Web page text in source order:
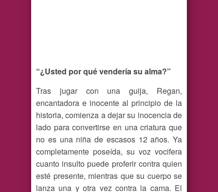
“¿Usted por qué vendería su alma?”
Tras jugar con una guija, Regan,
encantadora e inocente al principio de la
historia, comienza a dejar su inocencia de
lado para convertirse en una criatura que
no es una niña de escasos 12 años. Ya
completamente poseída, su voz vocifera
cuanto insulto puede proferir contra quien
esté presente, mientras que su cuerpo se
lanza una y otra vez contra la cama. El